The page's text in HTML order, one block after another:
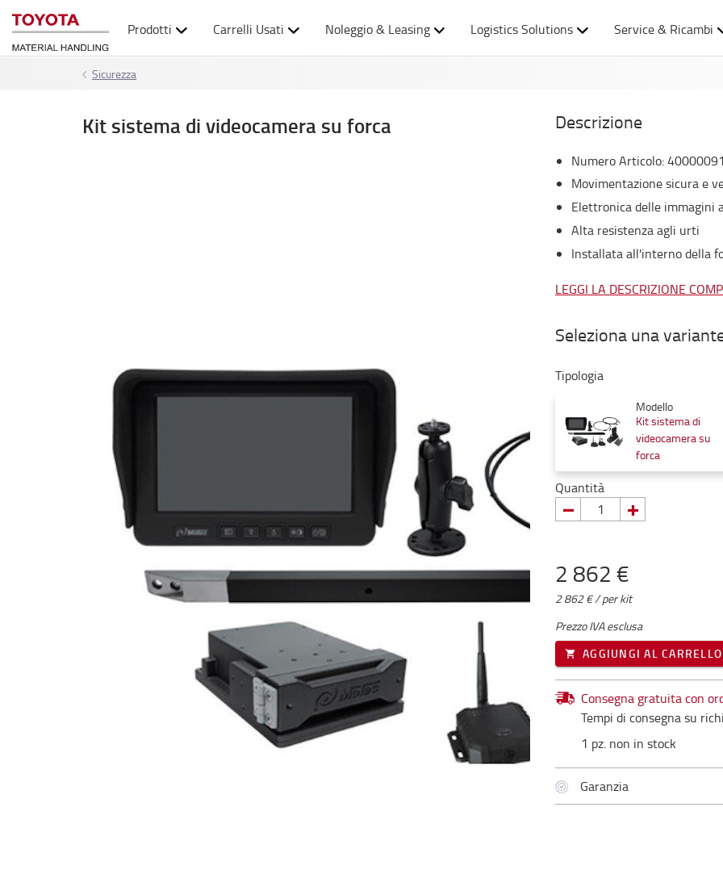
Prodotti Carrelli Usati Noleggio & Leasing Logistics Solutions Service & Ricambi
Sicurezza
Kit sistema di videocamera su forca Descrizione
Numero Articolo:
Movimentazione sicura e
Elettronica delle immagini
Alta resistenza agli urti
Installata all'interno della
LEGGI LA DESCRIZIONE
Seleziona una
Tipologia
Modello
Kit sistema di
videocamera su
forca
Quantità
2 862 €
2 862 € / per kit
Prezzo IVA esclusa
AGGIUNGI AL CARRELLO
Consegna gratuita con
Tempi di consegna su
1 pz. non in stock
Garanzia